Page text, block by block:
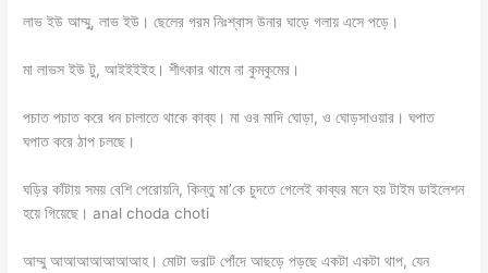
লাভ ইউ আম্মু, লাভ ইউ। ছেলের গরম নিঃশ্বাস উনার ঘাড়ে গলায় এসে পড়ে।
মা লাভস ইউ টু, আইইইইহ। শীৎকার থামে না কুমকুমের।
পচাত পচাত করে ধন চালাতে থাকে কাব্য। মা ওর মাদি ঘোড়া, ও ঘোড়সাওয়ার। ঘপাত
ঘপাত করে ঠাপ চলছে।
ঘড়ির কাঁটায় সময় বেশি পেরোয়নি, কিন্তু মা’কে চুদতে গেলেই কাব্যর মনে হয় টাইম ডাইলেশন
হয়ে গিয়েছে। anal choda choti
আম্মু আআআআআআআহ। মোটা ভরাট পোঁদে আছড়ে পড়ছে একটা একটা থাপ, যেন